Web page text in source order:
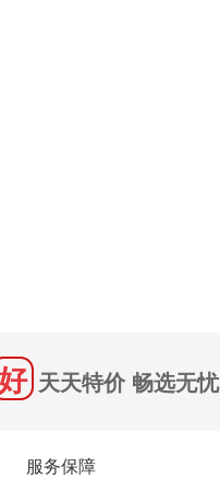
天天特价 畅选无忧
服务保障